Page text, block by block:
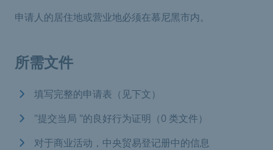
申请人的居住地或营业地必须在慕尼黑市内。
所需文件
填写完整的申请表（见下文）
"提交当局 "的良好行为证明（0 类文件）
对于商业活动，中央贸易登记册中的信息